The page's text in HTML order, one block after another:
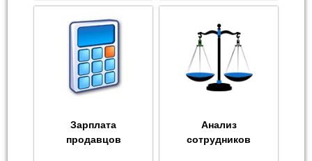
Зарплата
продавцов
Анализ
сотрудников